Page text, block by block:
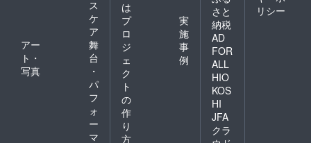
ス
ケ
ア
アー
ト・
写真
舞
台
・
パ
フ
ォ
ー
マ
は
プ
ロ
ジ
ェ
ク
ト
の
作
り
方
実
施
事
例
さと
納税
AD
FOR
ALL
HIO
KOS
HI
JFA
クラ
リシー